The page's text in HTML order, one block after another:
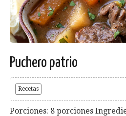
Puchero patrio
Recetas
Porciones: 8 porciones